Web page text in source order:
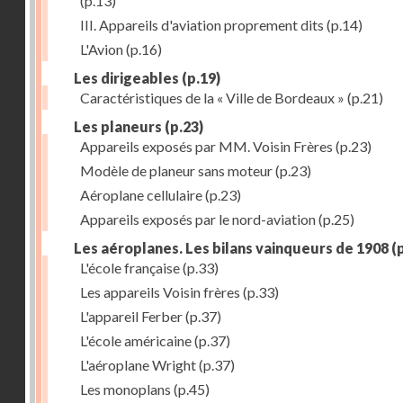
III. Appareils d'aviation proprement dits (p.14)
L'Avion(p.16)
Les dirigeables (p.19)
Caractéristiques de la « Ville de Bordeaux » (p.21)
Les planeurs (p.23)
Appareils exposés par MM. Voisin Frères (p.23)
Modèle de planeur sans moteur(p.23)
Aéroplane cellulaire(p.23)
Appareils exposés par le nord-aviation(p.25)
Les aéroplanes. Les bilans vainqueurs de 1908
L'école française(p.33)
Les appareils Voisin frères (p.33)
L'appareil Ferber(p.37)
L'école américaine(p.37)
L'aéroplane Wright(p.37)
Les monoplans (p.45)